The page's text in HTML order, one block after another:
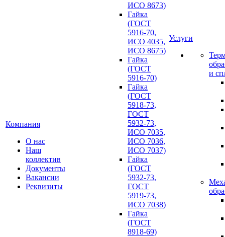
Компания
О нас
Наш
коллектив
Документы
Вакансии
Реквизиты
ИСО 8673)
Гайка
(ГОСТ
5916-70,
ИСО 4035,
ИСО 8675)
Гайка
(ГОСТ
5916-70)
Гайка
(ГОСТ
5918-73,
ГОСТ
5932-73,
ИСО 7035,
ИСО 7036,
ИСО 7037)
Гайка
(ГОСТ
5932-73,
ГОСТ
5919-73,
ИСО 7038)
Гайка
(ГОСТ
8918-69)
Услуги
и